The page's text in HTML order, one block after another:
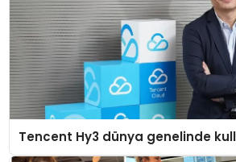
Tencent Hy3 dünya genelinde